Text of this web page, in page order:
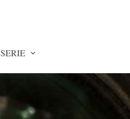
SERIE